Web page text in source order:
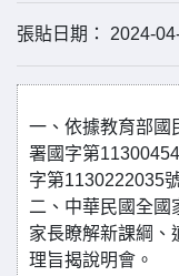
張貼日期： 2024-
一、依據教育部國
署國字第
字第1130222035
二、中華民國全國
家長瞭解新課綱、
理旨揭說明會。